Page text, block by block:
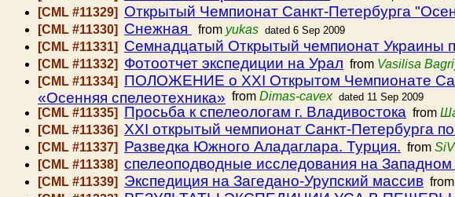
[CML #11329] Открытый Чемпионат Санкт-Петербурга
[CML #11330] Снежная from yukas dated 6 Sep 2009
[CML #11331] Семнадцатый Открытый чемпионат Украины
[CML #11332] Фотоотчет экспедиции на Урал from Vasilisa
[CML #11334] ПОЛОЖЕНИЕ о XХI Открытом Чемпионате
«Осенняя спелеотехника» from Dimas-cavex dated 11 Sep 2009
[CML #11335] Просьба к спелеологам г. Владивостока from
[CML #11336] XXI открытый чемпионат Санкт-Петербурга
[CML #11337] Разведка Южного Аладаглара. Турция. from
[CML #11338] спелеоподводные исследования на Западном
[CML #11339] Экспедиция на Загедано-Урупский массив from